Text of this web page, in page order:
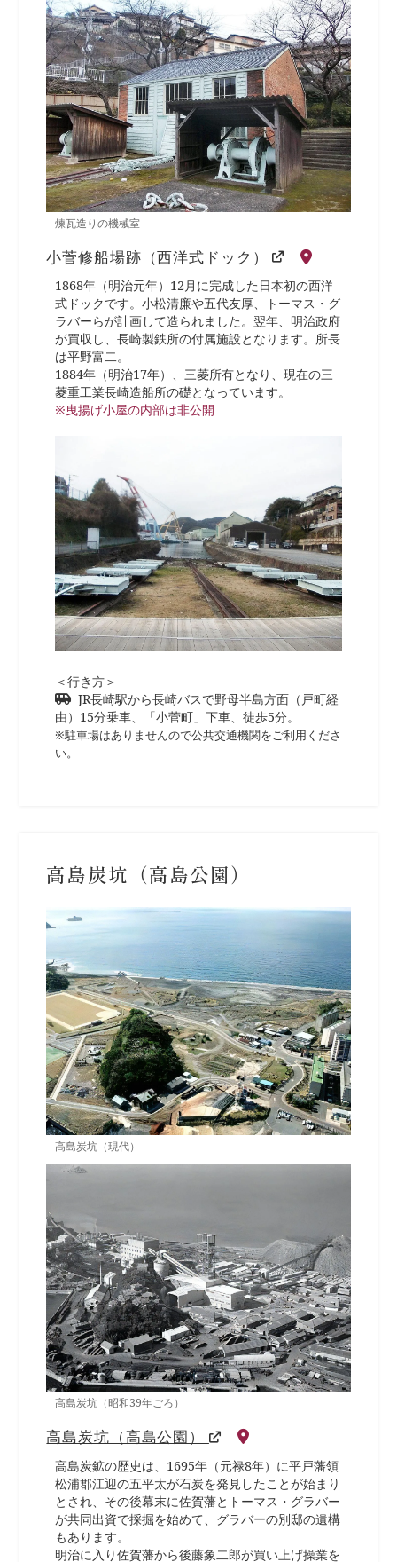
煉瓦造りの機械室
小菅修船場跡（西洋式ドック）
1868年（明治元年）12月に完成した日本初の西洋
式ドックです。小松清廉や五代友厚、トーマス・グ
ラバーらが計画して造られました。翌年、明治政府
が買収し、長崎製鉄所の付属施設となります。所長
は平野富二。
1884年（明治17年）、三菱所有となり、現在の三
菱重工業長崎造船所の礎となっています。
※曳揚げ小屋の内部は非公開
＜行き方＞
JR長崎駅から長崎バスで野母半島方面（戸町経
由）15分乗車、「小菅町」下車、徒歩5分。
※駐車場はありませんので公共交通機関をご利用くださ
い。
高島炭坑（高島公園）
高島炭坑（現代）
高島炭坑（昭和39年ごろ）
高島炭坑（高島公園）
高島炭鉱の歴史は、1695年（元禄8年）に平戸藩領
松浦郡江迎の五平太が石炭を発見したことが始まり
とされ、その後幕末に佐賀藩とトーマス・グラバー
が共同出資で採掘を始めて、グラバーの別邸の遺構
もあります。
明治に入り佐賀藩から後藤象二郎が買い上げ操業を